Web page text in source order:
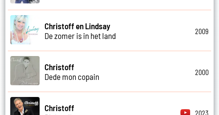
Christoff en Lindsay
De zomer is in het land
2009
Christoff
Dede mon copain
2000
Christoff
2023